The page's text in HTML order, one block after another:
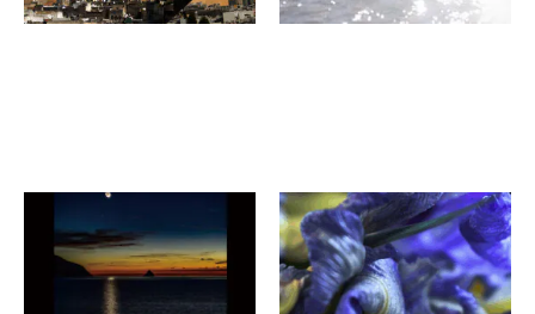
奄美の星空 〜 100年後の
こどもたちに 〜
THE GATE HOTEL 京
木村りさ、木村けいご
祈りの美粧 - saisai - 彩祭
NOW & THEN 京都